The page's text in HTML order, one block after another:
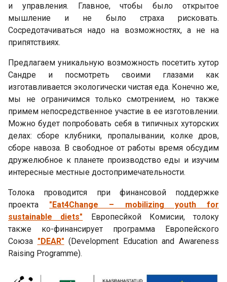
и управления. Главное, чтобы было открытое
мышление и не было страха рисковать.
Сосредотачиваться надо на возможностях, а не на
припятствиях.
Предлагаем уникальную возможность посетить хутор
Сандре и посмотреть своими глазами как
изготавливается экологически чистая еда. Конечно же,
мы не ограничимся только смотрением, но также
примем непосредственное участие в ее изготовлении.
Можно будет попробовать себя в типичных хуторских
делах: сборе клубники, пропалывании, колке дров,
сборе навоза. В свободное от работы время обсудим
дружелюбное к планете производство еды и изучим
интересные местные достопримечательности.
Толока проводится при финансовой поддержке
проекта "Eat4Change – mobilizing youth for
sustainable diets" Европесйкой Комисии, толоку
также ко-финансирует программа Европейского
Союза "DEAR" (Development Education and Awareness
Raising Programme).